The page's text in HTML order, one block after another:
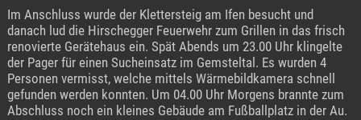
Im Anschluss wurde der Klettersteig am Ifen besucht und
danach lud die Hirschegger Feuerwehr zum Grillen in das frisch
renovierte Gerätehaus ein. Spät Abends um 23.00 Uhr klingelte
der Pager für einen Sucheinsatz im Gemsteltal. Es wurden 4
Personen vermisst, welche mittels Wärmebildkamera schnell
gefunden werden konnten. Um 04.00 Uhr Morgens brannte zum
Abschluss noch ein kleines Gebäude am Fußballplatz in der Au.